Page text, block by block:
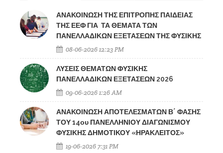
ΑΝΑΚΟΙΝΩΣΗ ΤΗΣ ΕΠΙΤΡΟΠΗΣ ΠΑΙΔΕΙΑΣ
ΤΗΣ ΕΕΦ ΓΙΑ ΤΑ ΘΕΜΑΤΑ ΤΩΝ
ΠΑΝΕΛΛΑΔΙΚΩΝ ΕΞΕΤΑΣΕΩΝ ΤΗΣ ΦΥΣΙΚΗΣ
08-06-2026 12:23 PM
ΛΥΣΕΙΣ ΘΕΜΑΤΩΝ ΦΥΣΙΚΗΣ
ΠΑΝΕΛΛΑΔΙΚΩΝ ΕΞΕΤΑΣΕΩΝ 2026
09-06-2026 1:26 AM
ΑΝΑΚΟΙΝΩΣΗ ΑΠΟΤΕΛΕΣΜΑΤΩΝ Β΄ ΦΑΣΗΣ
ΤΟΥ 14ου ΠΑΝΕΛΛΗΝΙΟΥ ΔΙΑΓΩΝΙΣΜΟΥ
ΦΥΣΙΚΗΣ ΔΗΜΟΤΙΚΟΥ «ΗΡΑΚΛΕΙΤΟΣ»
19-06-2026 7:31 PM